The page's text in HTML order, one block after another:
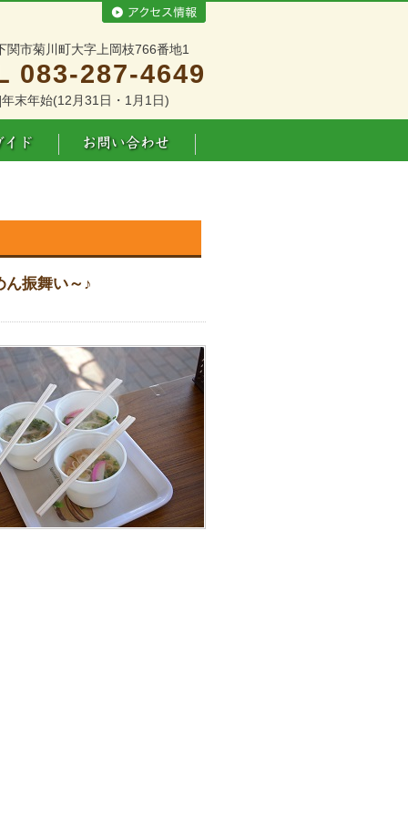
関市菊川町大字上岡枝766番地1
083-287-4649
末年始(12月31日・1月1日)
振舞い～♪